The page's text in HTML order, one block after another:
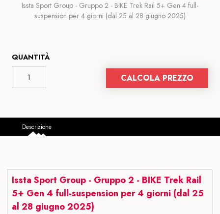
Issta Sport Group - Gruppo 2 - BIKE Trek Rail 5+ Gen 4 full-
suspension per 4 giorni (dal 25 al 28 giugno 2025)
QUANTITÀ
CALCOLA PREZZO
Descrizione
Issta Sport Group - Gruppo 2 - BIKE Trek Rail
5+ Gen 4 full-suspension per 4 giorni (dal 25
al 28 giugno 2025)